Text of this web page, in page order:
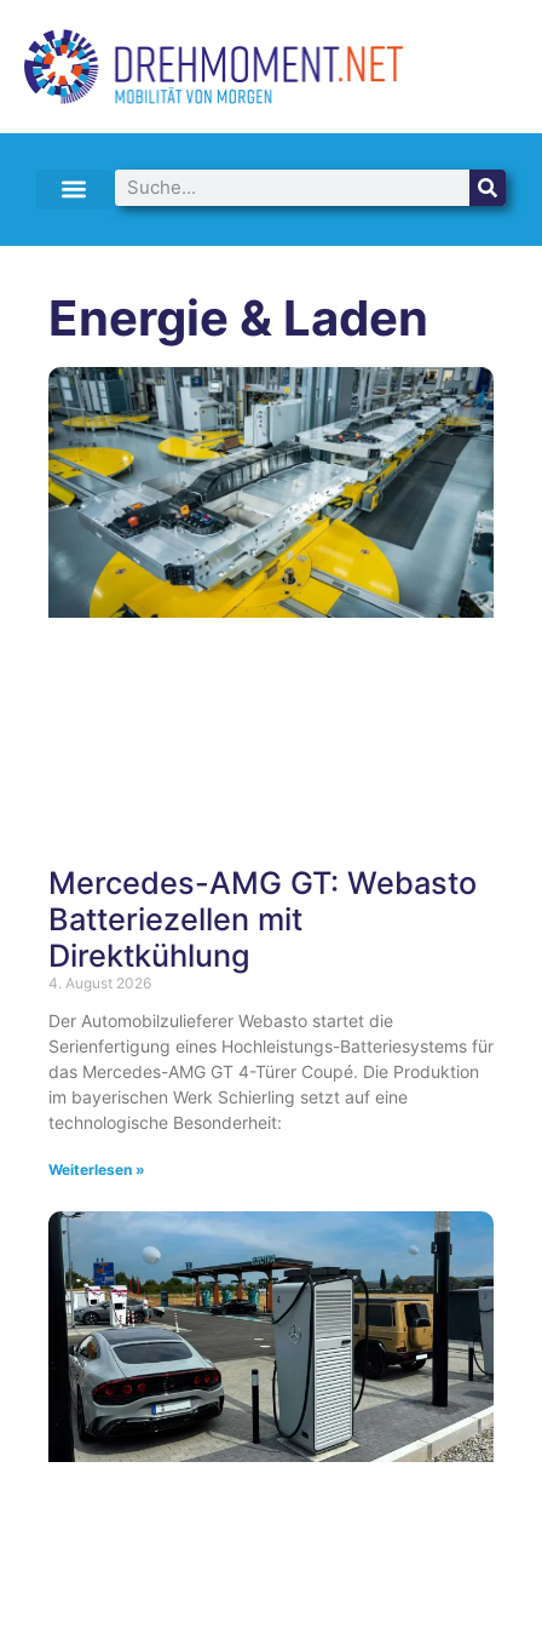
Energie & Laden
Mercedes-AMG GT: Webasto
Batteriezellen mit
Direktkühlung
4. August 2026
Der Automobilzulieferer Webasto startet die
Serienfertigung eines Hochleistungs-Batteriesystems für
das Mercedes-AMG GT 4-Türer Coupé. Die Produktion
im bayerischen Werk Schierling setzt auf eine
technologische Besonderheit:
Weiterlesen »